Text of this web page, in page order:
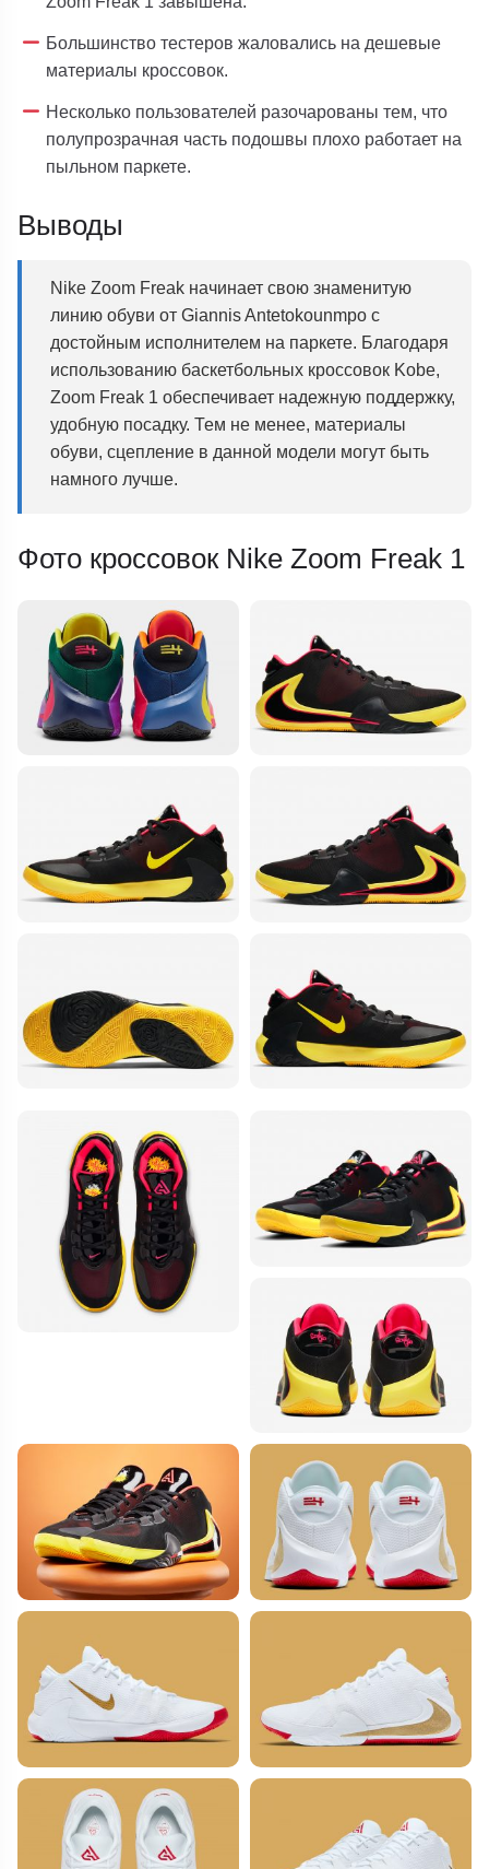
Большинство тестеров жаловались на дешевые
материалы кроссовок.
Несколько пользователей разочарованы тем, что
полупрозрачная часть подошвы плохо работает на
пыльном паркете.
Выводы
Nike Zoom Freak начинает свою знаменитую
линию обуви от Giannis Antetokounmpo с
достойным исполнителем на паркете. Благодаря
использованию баскетбольных кроссовок Kobe,
Zoom Freak 1 обеспечивает надежную поддержку,
удобную посадку. Тем не менее, материалы
обуви, сцепление в данной модели могут быть
намного лучше.
Фото кроссовок Nike Zoom Freak 1